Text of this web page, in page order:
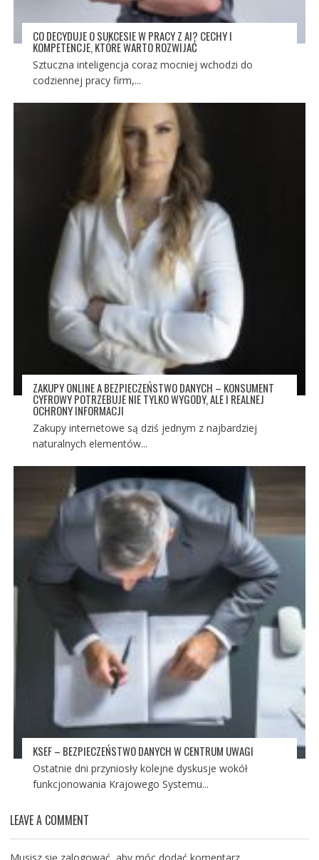
CO DECYDUJE O SUKCESIE W PRACY Z AI? CECHY I
KOMPETENCJE, KTÓRE WARTO ROZWIJAĆ
Sztuczna inteligencja coraz mocniej wchodzi do
codziennej pracy firm,...
ZAKUPY ONLINE A BEZPIECZEŃSTWO DANYCH – KONSUMENT
CYFROWY POTRZEBUJE NIE TYLKO WYGODY, ALE I REALNEJ
OCHRONY INFORMACJI
Zakupy internetowe są dziś jednym z najbardziej
naturalnych elementów...
KSEF – BEZPIECZEŃSTWO DANYCH W CENTRUM UWAGI
Ostatnie dni przyniosły kolejne dyskusje wokół
funkcjonowania Krajowego Systemu...
LEAVE A COMMENT